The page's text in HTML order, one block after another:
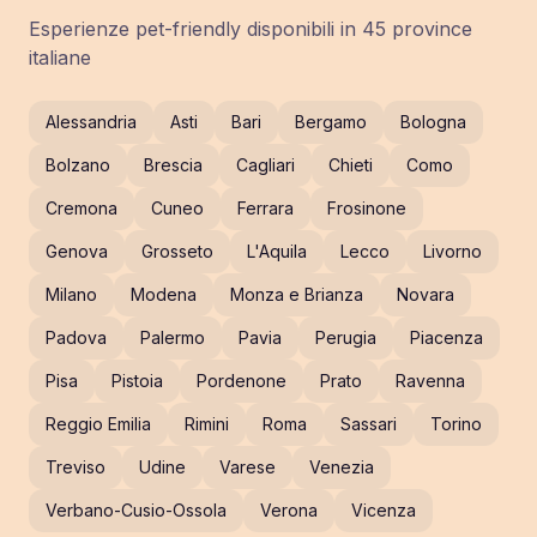
Esperienze pet-friendly disponibili in 45 province
italiane
Alessandria Asti Bari Bergamo Bologna
Bolzano Brescia Cagliari Chieti Como
Cremona Cuneo Ferrara Frosinone
Genova Grosseto L'Aquila Lecco Livorno
Milano Modena Monza e Brianza Novara
Padova Palermo Pavia Perugia Piacenza
Pisa Pistoia Pordenone Prato Ravenna
Reggio Emilia Rimini Roma Sassari Torino
Treviso Udine Varese Venezia
Verbano-Cusio-Ossola Verona Vicenza